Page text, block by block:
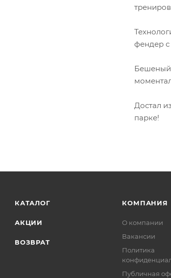
фендер с
Бешеный
Достал
парке!
КАТАЛОГ
АКЦИИ
ВОЗВРАТ
КОМПАНИЯ
О компании
Вакансии
Политика
Публичная